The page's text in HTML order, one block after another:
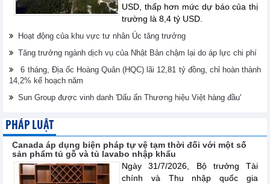
USD, thấp hơn mức dự báo của thị
trường là 8,4 tỷ USD.
Hoạt động của khu vực tư nhân Úc tăng trưởng
Tăng trưởng ngành dịch vụ của Nhật Bản chậm lại do áp lực chi phí
6 tháng, Địa ốc Hoàng Quân (HQC) lãi 12,81 tỷ đồng, chỉ hoàn thành
14,2% kế hoạch năm
Sun Group được vinh danh 'Dấu ấn Thương hiệu Việt hàng đầu'
PHÁP LUẬT
Canada áp dụng biện pháp tự vệ tạm thời đối với một số
sản phẩm tủ gỗ và tủ lavabo nhập khẩu
Ngày 31/7/2026, Bộ trưởng Tài
chính và Thu nhập quốc gia